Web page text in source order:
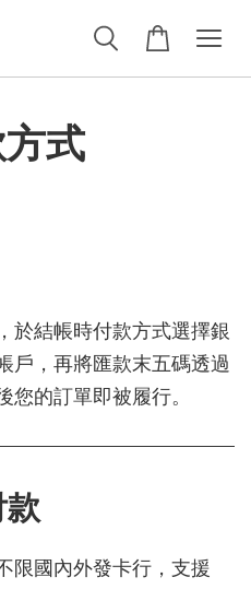
式
於結帳時付款方式選擇銀
戶，再將匯款末五碼透過
您的訂單即被履行。
限國內外發卡行，支援